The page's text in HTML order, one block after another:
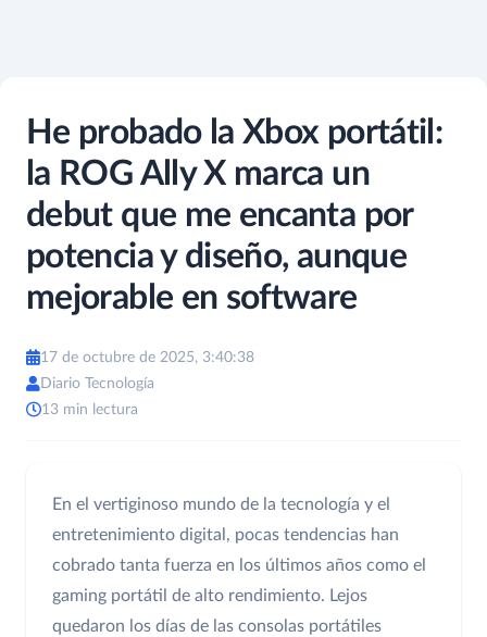
He probado la Xbox portátil:
la ROG Ally X marca un
debut que me encanta por
potencia y diseño, aunque
mejorable en software
17 de octubre de 2025, 3:40:38
Diario Tecnología
13 min lectura
En el vertiginoso mundo de la tecnología y el
entretenimiento digital, pocas tendencias han
cobrado tanta fuerza en los últimos años como el
gaming portátil de alto rendimiento. Lejos
quedaron los días de las consolas portátiles